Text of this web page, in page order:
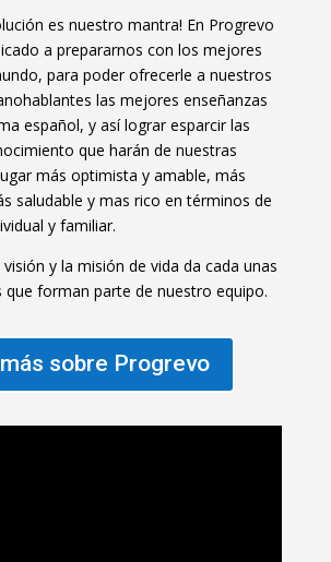
es nuestro mantra! En Progrevo
a prepararnos con los mejores
para poder ofrecerle a nuestros
las mejores enseñanzas
español, y así lograr esparcir las
que harán de nuestras
más optimista y amable, más
saludable y mas rico en términos de
y familiar.
y la misión de vida da cada unas
que forman parte de nuestro equipo.
sobre Progrevo